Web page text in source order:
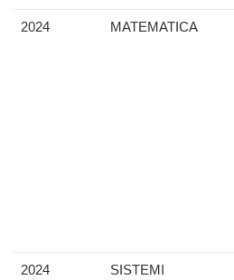
2024 MATEMATICA
2024
SISTEMI